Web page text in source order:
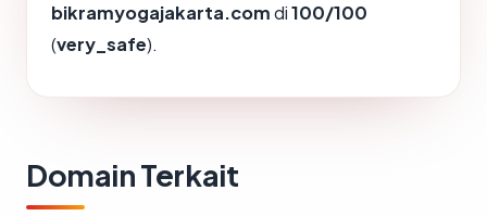
bikramyogajakarta.comdi100/100
(very_safe).
Domain Terkait